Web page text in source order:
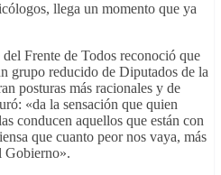
llega un momento que ya
Frente de Todos reconoció que
grupo reducido de Diputados de la
posturas más racionales y de
«da la sensación que quien
conducen aquellos que están con
que cuanto peor nos vaya, más
Gobierno».